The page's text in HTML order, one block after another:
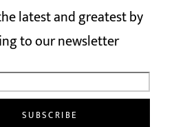
latest and greatest by
to our newsletter